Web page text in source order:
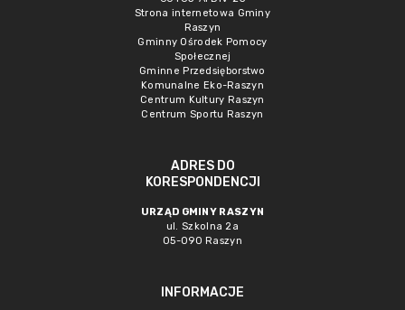
Strona internetowa Gminy
Raszyn
Gminny Ośrodek Pomocy
Społecznej
Gminne Przedsięborstwo
Komunalne Eko-Raszyn
Centrum Kultury Raszyn
Centrum Sportu Raszyn
ADRES DO
KORESPONDENCJI
URZĄD GMINY RASZYN
ul. Szkolna 2a
05-090 Raszyn
INFORMACJE